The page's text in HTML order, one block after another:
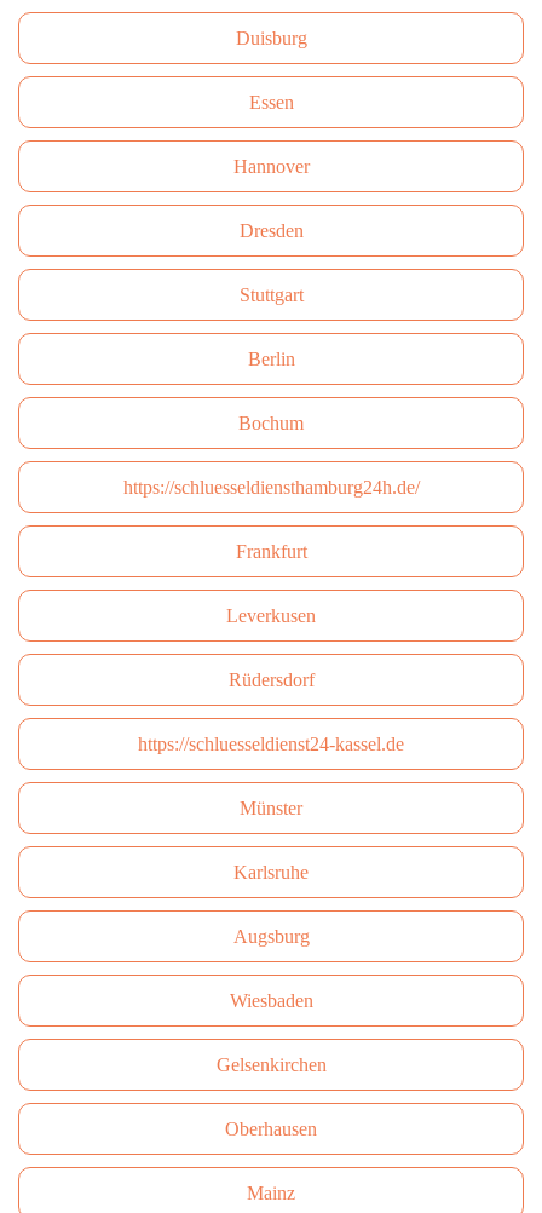
Duisburg
Essen
Hannover
Dresden
Stuttgart
Berlin
Bochum
https://schluesseldiensthamburg24h.de/
Frankfurt
Leverkusen
Rüdersdorf
https://schluesseldienst24-kassel.de
Münster
Karlsruhe
Augsburg
Wiesbaden
Gelsenkirchen
Oberhausen
Mainz